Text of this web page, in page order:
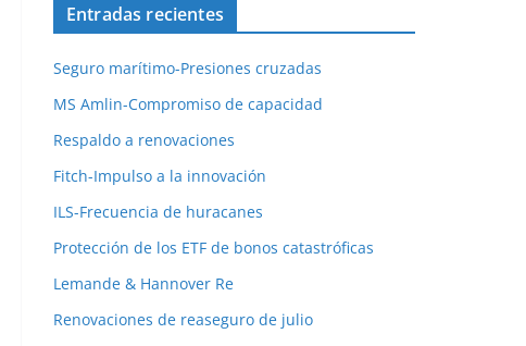
Entradas recientes
Seguro marítimo-Presiones cruzadas
MS Amlin-Compromiso de capacidad
Respaldo a renovaciones
Fitch-Impulso a la innovación
ILS-Frecuencia de huracanes
Protección de los ETF de bonos catastróficas
Lemande & Hannover Re
Renovaciones de reaseguro de julio